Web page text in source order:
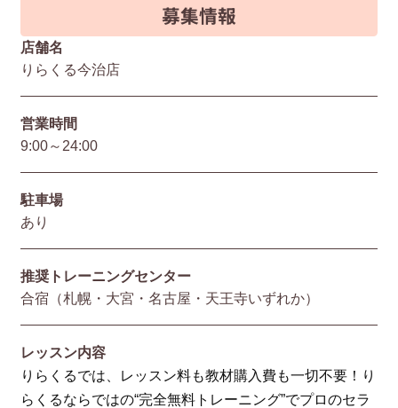
募集情報
店舗名
りらくる今治店
営業時間
9:00～24:00
駐⾞場
あり
推奨トレーニングセンター
合宿（札幌・大宮・名古屋・天王寺いずれか）
レッスン内容
りらくるでは、レッスン料も教材購入費も一切不要！り
らくるならではの“完全無料トレーニング”でプロのセラ